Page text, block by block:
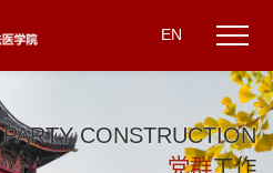
EN
PARTY CONSTRUCTION
党群工作